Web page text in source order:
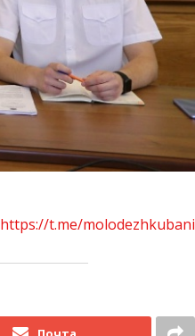
https://t.me/molodezhkubani